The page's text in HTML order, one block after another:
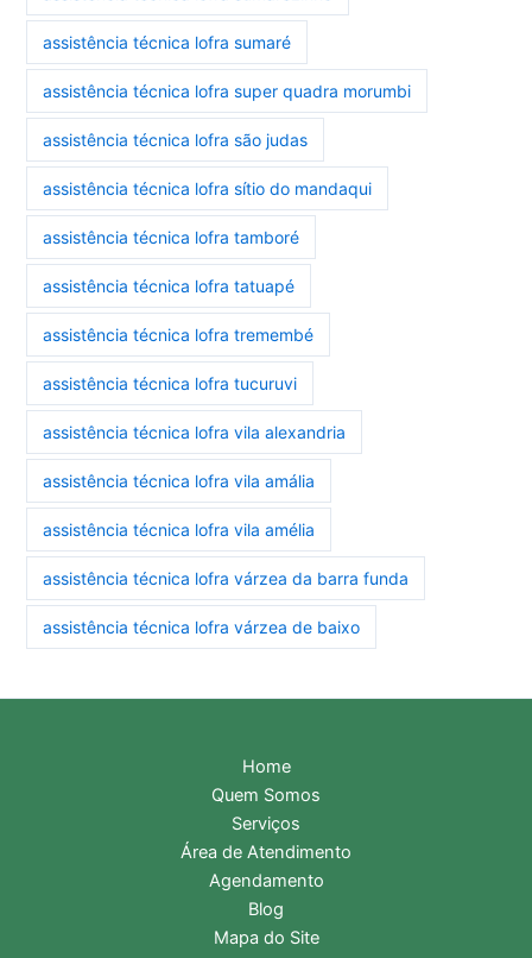
assistência técnica lofra sumaré
assistência técnica lofra super quadra morumbi
assistência técnica lofra são judas
assistência técnica lofra sítio do mandaqui
assistência técnica lofra tamboré
assistência técnica lofra tatuapé
assistência técnica lofra tremembé
assistência técnica lofra tucuruvi
assistência técnica lofra vila alexandria
assistência técnica lofra vila amália
assistência técnica lofra vila amélia
assistência técnica lofra várzea da barra funda
assistência técnica lofra várzea de baixo
Home
Quem Somos
Serviços
Área de Atendimento
Agendamento
Blog
Mapa do Site